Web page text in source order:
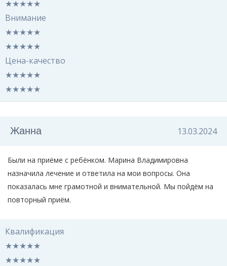
★★★★★
Внимание
★★★★★
★★★★★
Цена-качество
★★★★★
★★★★★
Жанна 13.03.2024
Были на приёме с ребёнком. Марина Владимировна
назначила лечение и ответила на мои вопросы. Она
показалась мне грамотной и внимательной. Мы пойдём на
повторный приём.
Квалификация
★★★★★
★★★★★